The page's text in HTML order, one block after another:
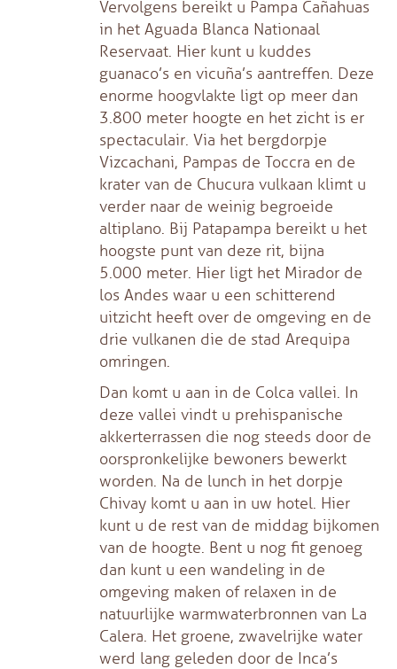
Vervolgens bereikt u Pampa Cañahuas
in het Aguada Blanca Nationaal
Reservaat. Hier kunt u kuddes
guanaco’s en vicuña’s aantreffen. Deze
enorme hoogvlakte ligt op meer dan
3.800 meter hoogte en het zicht is er
spectaculair. Via het bergdorpje
Vizcachani, Pampas de Toccra en de
krater van de Chucura vulkaan klimt u
verder naar de weinig begroeide
altiplano. Bij Patapampa bereikt u het
hoogste punt van deze rit, bijna
5.000 meter. Hier ligt het Mirador de
los Andes waar u een schitterend
uitzicht heeft over de omgeving en de
drie vulkanen die de stad Arequipa
omringen.
Dan komt u aan in de Colca vallei. In
deze vallei vindt u prehispanische
akkerterrassen die nog steeds door de
oorspronkelijke bewoners bewerkt
worden. Na de lunch in het dorpje
Chivay komt u aan in uw hotel. Hier
kunt u de rest van de middag bijkomen
van de hoogte. Bent u nog fit genoeg
dan kunt u een wandeling in de
omgeving maken of relaxen in de
natuurlijke warmwaterbronnen van La
Calera. Het groene, zwavelrijke water
werd lang geleden door de Inca’s